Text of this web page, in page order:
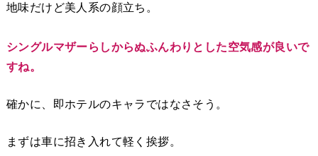
地味だけど美人系の顔立ち。
シングルマザーらしからぬふんわりとした空気感が良いで
すね。
確かに、即ホテルのキャラではなさそう。
まずは車に招き入れて軽く挨拶。